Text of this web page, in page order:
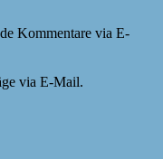
Kommentare via E-
via E-Mail.